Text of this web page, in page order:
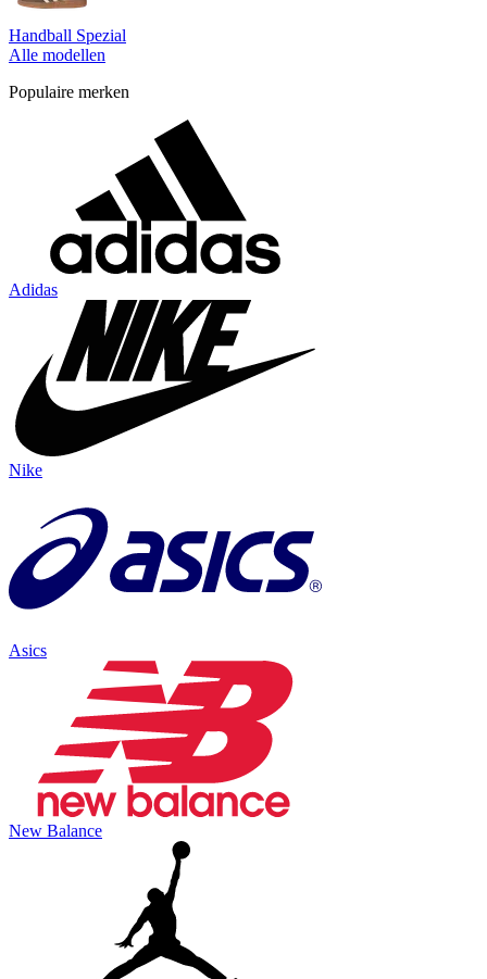
Handball Spezial
Alle modellen
Populaire merken
Adidas
Nike
Asics
New Balance